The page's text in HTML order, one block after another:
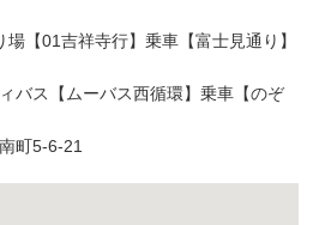
【01吉祥寺行】乗車【富士見通り】
バス【ムーバス西循環】乗車【のぞ
町5-6-21